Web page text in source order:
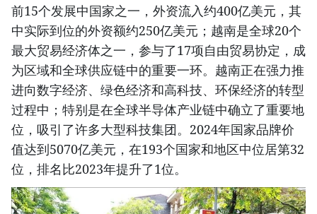
前15个发展中国家之一，外资流入约400亿美元，其
中实际到位的外资额约250亿美元；越南是全球20个
最大贸易经济体之一，参与了17项自由贸易协定，成
为区域和全球供应链中的重要一环。越南正在强力推
进向数字经济、绿色经济和高科技、环保经济的转型
过程中；特别是在全球半导体产业链中确立了重要地
位，吸引了许多大型科技集团。2024年国家品牌价
值达到5070亿美元，在193个国家和地区中位居第32
位，排名比2023年提升了1位。